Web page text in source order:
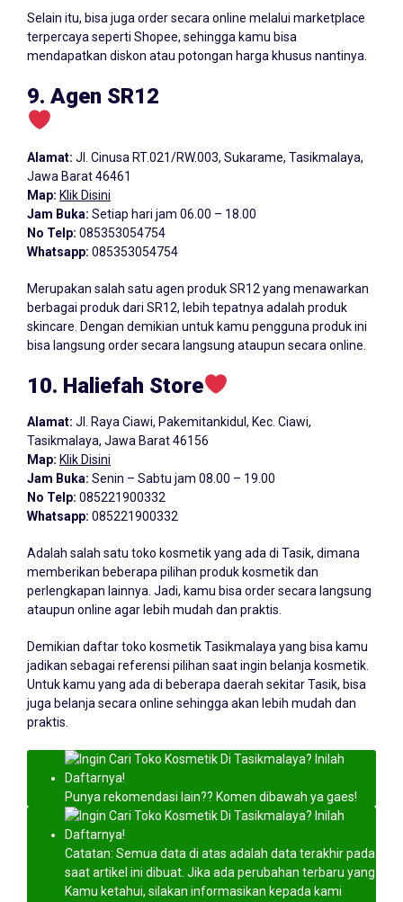
Selain itu, bisa juga order secara online melalui marketplace
terpercaya seperti Shopee, sehingga kamu bisa
mendapatkan diskon atau potongan harga khusus nantinya.
9. Agen SR12
Alamat: Jl. Cinusa RT.021/RW.003, Sukarame, Tasikmalaya,
Jawa Barat 46461
Map: Klik Disini
Jam Buka: Setiap hari jam 06.00 – 18.00
No Telp: 085353054754
Whatsapp: 085353054754
Merupakan salah satu agen produk SR12 yang menawarkan
berbagai produk dari SR12, lebih tepatnya adalah produk
skincare. Dengan demikian untuk kamu pengguna produk ini
bisa langsung order secara langsung ataupun secara online.
10. Haliefah Store
Alamat: Jl. Raya Ciawi, Pakemitankidul, Kec. Ciawi,
Tasikmalaya, Jawa Barat 46156
Map: Klik Disini
Jam Buka: Senin – Sabtu jam 08.00 – 19.00
No Telp: 085221900332
Whatsapp: 085221900332
Adalah salah satu toko kosmetik yang ada di Tasik, dimana
memberikan beberapa pilihan produk kosmetik dan
perlengkapan lainnya. Jadi, kamu bisa order secara langsung
ataupun online agar lebih mudah dan praktis.
Demikian daftar toko kosmetik Tasikmalaya yang bisa kamu
jadikan sebagai referensi pilihan saat ingin belanja kosmetik.
Untuk kamu yang ada di beberapa daerah sekitar Tasik, bisa
juga belanja secara online sehingga akan lebih mudah dan
praktis.
Punya rekomendasi lain?? Komen dibawah ya gaes!
Catatan: Semua data di atas adalah data terakhir pada
saat artikel ini dibuat. Jika ada perubahan terbaru yang
Kamu ketahui, silakan informasikan kepada kami